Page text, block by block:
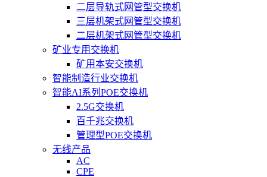
二层导轨式网管型交换机
三层机架式网管型交换机
二层机架式网管型交换机
矿业专用交换机
矿用本安交换机
智能制造行业交换机
智能AI系列POE交换机
2.5G交换机
百千兆交换机
管理型POE交换机
无线产品
AC
CPE